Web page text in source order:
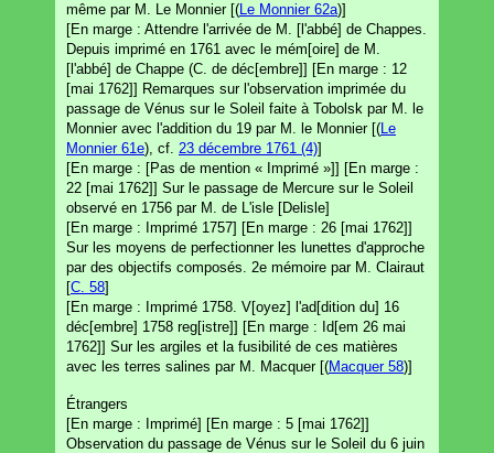
même par M. Le Monnier [( Le Monnier 62a)]
[En marge : Attendre l'arrivée de M. [l'abbé] de Chappes.
Depuis imprimé en 1761 avec le mém[oire] de M.
[l'abbé] de Chappe (C. de déc[embre]] [En marge : 12
[mai 1762]] Remarques sur l'observation imprimée du
passage de Vénus sur le Soleil faite à Tobolsk par M. le
Monnier avec l'addition du 19 par M. le Monnier [( Le
Monnier 61e), cf. 23 décembre 1761 (4)]
[En marge : [Pas de mention « Imprimé »]] [En marge :
22 [mai 1762]] Sur le passage de Mercure sur le Soleil
observé en 1756 par M. de L'isle [Delisle]
[En marge : Imprimé 1757] [En marge : 26 [mai 1762]]
Sur les moyens de perfectionner les lunettes d'approche
par des objectifs composés. 2e mémoire par M. Clairaut
[C. 58]
[En marge : Imprimé 1758. V[oyez] l'ad[dition du] 16
déc[embre] 1758 reg[istre]] [En marge : Id[em 26 mai
1762]] Sur les argiles et la fusibilité de ces matières
avec les terres salines par M. Macquer [(Macquer 58)]
Étrangers
[En marge : Imprimé] [En marge : 5 [mai 1762]]
Observation du passage de Vénus sur le Soleil du 6 juin